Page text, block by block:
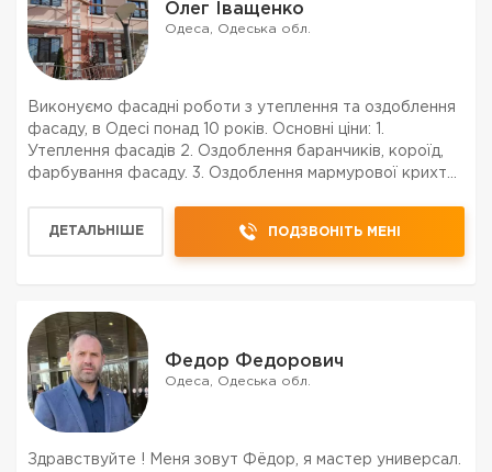
Олег Іващенко
Одеса, Одеська обл.
Виконуємо фасадні роботи з утеплення та оздоблення
фасаду, в Одесі понад 10 років. Основні ціни: 1.
Утеплення фасадів 2. Оздоблення баранчиків, короїд,
фарбування фасаду. 3. Оздоблення мармурової крихти
ДЕТАЛЬНІШЕ ПОДЗВОНІТЬ МЕНІ
Федор Федорович
Одеса, Одеська обл.
Здравствуйте ! Меня зовут Фёдор, я мастер универсал.